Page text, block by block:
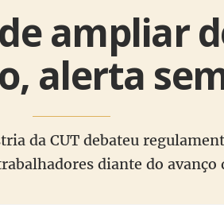
ampliar
alerta
da CUT debateu
diante do